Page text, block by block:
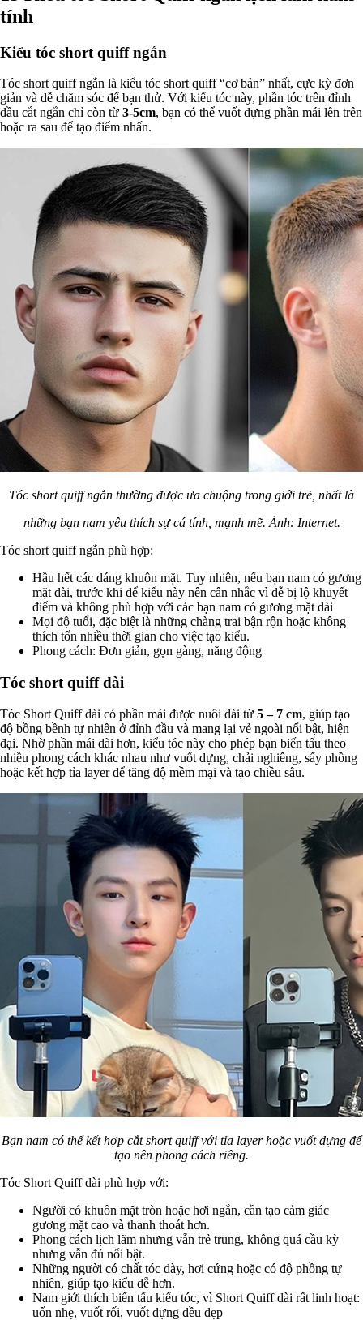
tính
Kiểu tóc short quiff ngắn
Tóc short quiff ngắn là kiểu tóc short quiff “cơ bản” nhất, cực kỳ đơn
giản và dễ chăm sóc để bạn thử. Với kiểu tóc này, phần tóc trên đỉnh
đầu cắt ngắn chỉ còn từ 3-5cm, bạn có thể vuốt dựng phần mái lên trên
hoặc ra sau để tạo điểm nhấn.
Tóc short quiff ngắn thường được ưa chuộng trong giới trẻ, nhất là
những bạn nam yêu thích sự cá tính, mạnh mẽ. Ảnh: Internet.
Tóc short quiff ngắn phù hợp:
Hầu hết các dáng khuôn mặt. Tuy nhiên, nếu bạn nam có gương
mặt dài, trước khi để kiểu này nên cân nhắc vì dễ bị lộ khuyết
điểm và không phù hợp với các bạn nam có gương mặt dài
Mọi độ tuổi, đặc biệt là những chàng trai bận rộn hoặc không
thích tốn nhiều thời gian cho việc tạo kiểu.
Phong cách: Đơn giản, gọn gàng, năng động
Tóc short quiff dài
Tóc Short Quiff dài có phần mái được nuôi dài từ 5 – 7 cm, giúp tạo
độ bồng bềnh tự nhiên ở đỉnh đầu và mang lại vẻ ngoài nổi bật, hiện
đại. Nhờ phần mái dài hơn, kiểu tóc này cho phép bạn biến tấu theo
nhiều phong cách khác nhau như vuốt dựng, chải nghiêng, sấy phồng
hoặc kết hợp tỉa layer để tăng độ mềm mại và tạo chiều sâu.
Bạn nam có thể kết hợp cắt short quiff với tỉa layer hoặc vuốt dựng để
tạo nên phong cách riêng.
Tóc Short Quiff dài phù hợp với:
Người có khuôn mặt tròn hoặc hơi ngắn, cần tạo cảm giác
gương mặt cao và thanh thoát hơn.
Phong cách lịch lãm nhưng vẫn trẻ trung, không quá cầu kỳ
nhưng vẫn đủ nổi bật.
Những người có chất tóc dày, hơi cứng hoặc có độ phồng tự
nhiên, giúp tạo kiểu dễ hơn.
Nam giới thích biến tấu kiểu tóc, vì Short Quiff dài rất linh hoạt:
uốn nhẹ, vuốt rối, vuốt dựng đều đẹp